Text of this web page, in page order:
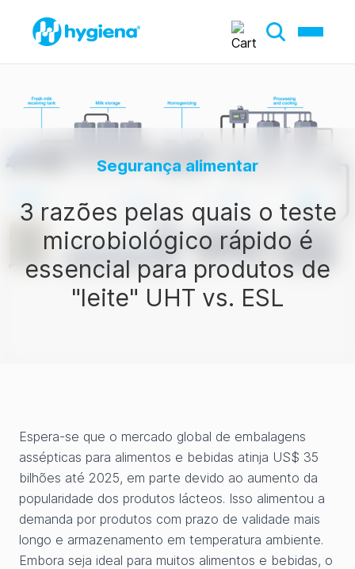
Segurança alimentar
3 razões pelas quais o teste
microbiológico rápido é
essencial para produtos de
"leite" UHT vs. ESL
Espera-se que o mercado global de embalagens
assépticas para alimentos e bebidas atinja US$ 35
bilhões até 2025, em parte devido ao aumento da
popularidade dos produtos lácteos. Isso alimentou a
demanda por produtos com prazo de validade mais
longo e armazenamento em temperatura ambiente.
Embora seja ideal para muitos alimentos e bebidas, o